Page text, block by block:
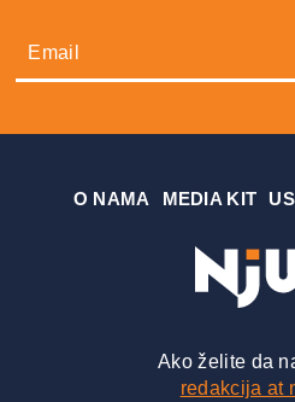
О NAMA MEDIA KIT
Ako želite da
redakcija at